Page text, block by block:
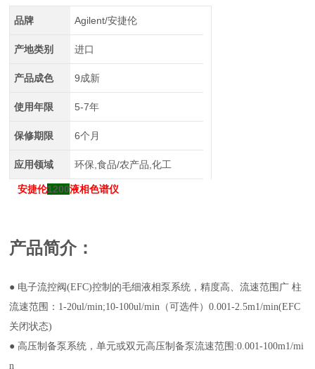
品牌 Agilent/安捷伦
产地类别 进口
产品成色 9成新
使用年限 5-7年
保修期限 6个月
应用领域 环保,食品/农产品,化工
安捷伦1200液相色谱仪
产品简介：
● 电子流控阀(EFC)控制的毛细液相泵系统，精度高、流速范围广 柱
流速范围：1-20ul/min;10-100ul/min（可选件）0.001-2.5m1/min(EFC
关闭状态)
● 高压制备泵系统，单元或双元高压制备泵流速范围:0.001-100m1/mi
n